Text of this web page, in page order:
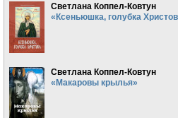
Светлана Коппел-Ковтун
«Ксеньюшка, голубка
Светлана Коппел-Ковтун
«Макаровы крылья»